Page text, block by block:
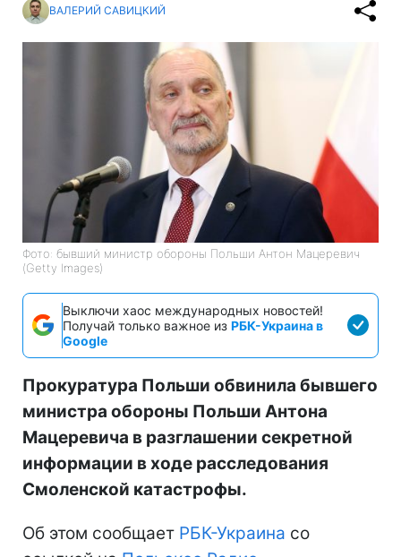
ВАЛЕРИЙ САВИЦКИЙ
Фото: бывший министр обороны Польши Антон Мацеревич
(Getty Images)
Выключи хаос международных новостей!
Получай только важное из РБК-Украина в
Google
Прокуратура Польши обвинила бывшего
министра обороны Польши Антона
Мацеревича в разглашении секретной
информации в ходе расследования
Смоленской катастрофы.
Об этом сообщает РБК-Украина со